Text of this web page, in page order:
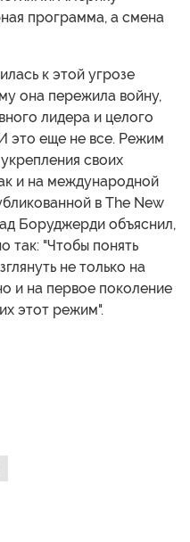
программа, а смена
к этой угрозе
она пережила войну,
лидера и целого
это еще не все. Режим
своих
и на международной
в The New
Боруджерди объяснил,
так: "Чтобы понять
не только на
и на первое поколение
этот режим".